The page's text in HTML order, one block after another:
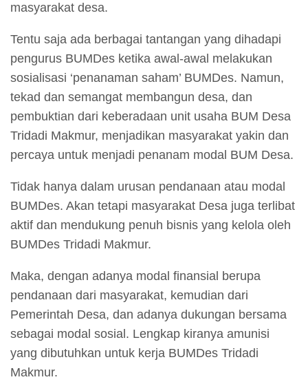
masyarakat desa.
Tentu saja ada berbagai tantangan yang dihadapi
pengurus BUMDes ketika awal-awal melakukan
sosialisasi ‘penanaman saham’ BUMDes. Namun,
tekad dan semangat membangun desa, dan
pembuktian dari keberadaan unit usaha BUM Desa
Tridadi Makmur, menjadikan masyarakat yakin dan
percaya untuk menjadi penanam modal BUM Desa.
Tidak hanya dalam urusan pendanaan atau modal
BUMDes. Akan tetapi masyarakat Desa juga terlibat
aktif dan mendukung penuh bisnis yang kelola oleh
BUMDes Tridadi Makmur.
Maka, dengan adanya modal finansial berupa
pendanaan dari masyarakat, kemudian dari
Pemerintah Desa, dan adanya dukungan bersama
sebagai modal sosial. Lengkap kiranya amunisi
yang dibutuhkan untuk kerja BUMDes Tridadi
Makmur.